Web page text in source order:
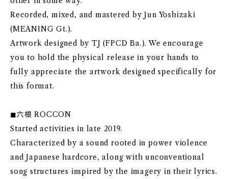
Recorded, mixed, and mastered by Jun Yoshizaki
(MEANING Gt.).
Artwork designed by TJ (FPCD Ba.). We encourage
you to hold the physical release in your hands to
fully appreciate the artwork designed specifically for
this format.
◼︎六根 ROCCON
Started activities in late 2019.
Characterized by a sound rooted in power violence
and Japanese hardcore, along with unconventional
song structures inspired by the imagery in their lyrics.